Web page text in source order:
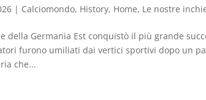
| Calciomondo, History, Home, Le nostre
della Germania Est conquistò il più grande
furono umiliati dai vertici sportivi dopo un
che...